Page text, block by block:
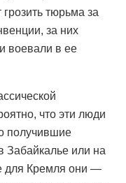
тюрьма за
за них
воевали в ее
что эти люди
получившие
Забайкалье или на
для Кремля они —